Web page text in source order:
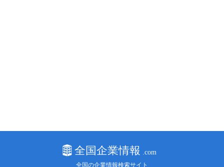
全国の企業情報検索サイト